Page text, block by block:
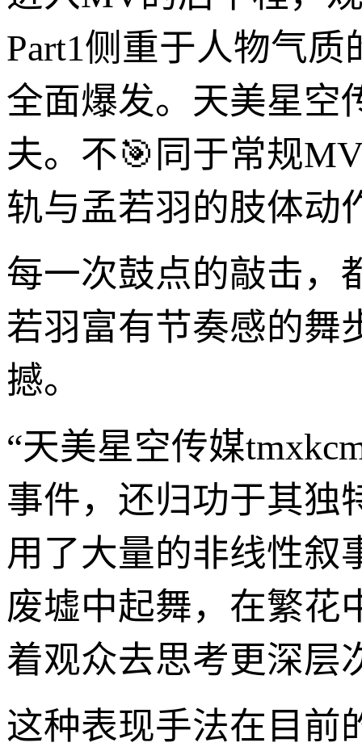
Part1侧重于人物气
全面爆发。天美星空
夫。不🎯同于常规
轨与孟若羽的肢体动
每一次鼓点的敲击，
若羽富有节奏感的舞
撼。
“天美星空传媒
事件，还归功于其独
用了大量的非线性叙
废墟中起舞，在繁花
着观众去思考更深层
这种表现手法在目前